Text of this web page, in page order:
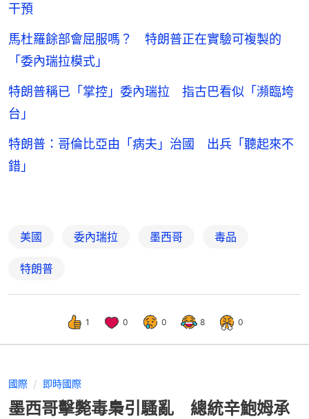
干預
馬杜羅餘部會屈服嗎？ 特朗普正在實驗可複製的
「委內瑞拉模式」
特朗普稱已「掌控」委內瑞拉 指古巴看似「瀕臨垮
台」
特朗普：哥倫比亞由「病夫」治國 出兵「聽起來不
錯」
美國 委內瑞拉 墨西哥 毒品
特朗普
1 0 0 8 0
國際 即時國際
墨西哥擊斃毒梟引騷亂 總統辛鮑姆承